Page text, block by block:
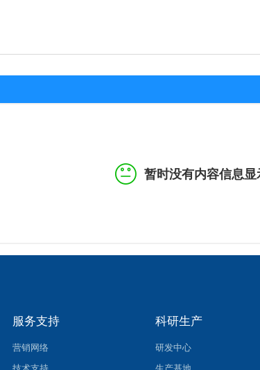
暂时没有内容信息显
服务支持
营销网络
科研生产
研发中心